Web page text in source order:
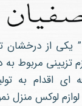
یکی از درخشان
تزیینی مربوط به
حرفه ای اقدام به
لوازم لوکس منزل